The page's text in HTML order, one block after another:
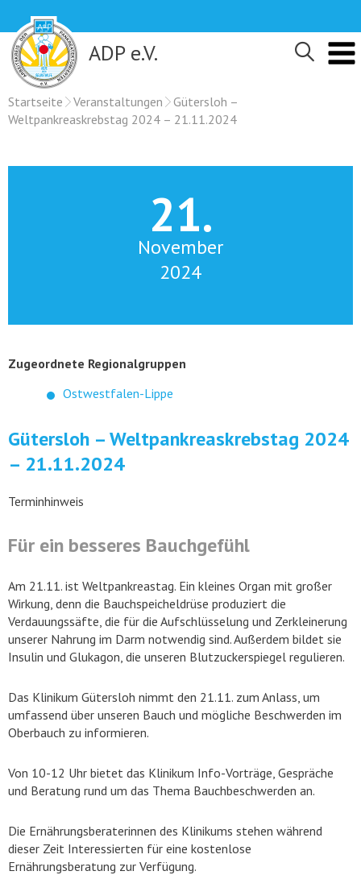
content
ADP e.V.
Startseite Veranstaltungen
Gütersloh –
Weltpankreaskrebstag 2024 – 21.11.2024
21.
November
2024
Zugeordnete Regionalgruppen
Ostwestfalen-Lippe
Gütersloh – Weltpankreaskrebstag 2024
– 21.11.2024
Terminhinweis
Für ein besseres Bauchgefühl
Am 21.11. ist Weltpankreastag. Ein kleines Organ mit großer
Wirkung, denn die Bauchspeicheldrüse produziert die
Verdauungssäfte, die für die Aufschlüsselung und Zerkleinerung
unserer Nahrung im Darm notwendig sind. Außerdem bildet sie
Insulin und Glukagon, die unseren Blutzuckerspiegel regulieren.
Das Klinikum Gütersloh nimmt den 21.11. zum Anlass, um
umfassend über unseren Bauch und mögliche Beschwerden im
Oberbauch zu informieren.
Von 10-12 Uhr bietet das Klinikum Info-Vorträge, Gespräche
und Beratung rund um das Thema Bauchbeschwerden an.
Die Ernährungsberaterinnen des Klinikums stehen während
dieser Zeit Interessierten für eine kostenlose
Ernährungsberatung zur Verfügung.